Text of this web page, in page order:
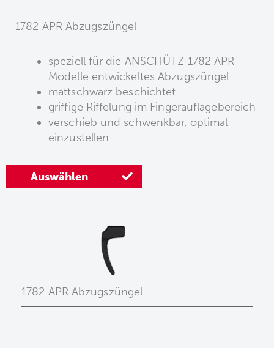
1782 APR Abzugszüngel
speziell für die ANSCHÜTZ 1782 APR
Modelle entwickeltes Abzugszüngel
mattschwarz beschichtet
griffige Riffelung im Fingerauflagebereich
verschieb und schwenkbar, optimal
einzustellen
Auswählen
1782 APR Abzugszüngel